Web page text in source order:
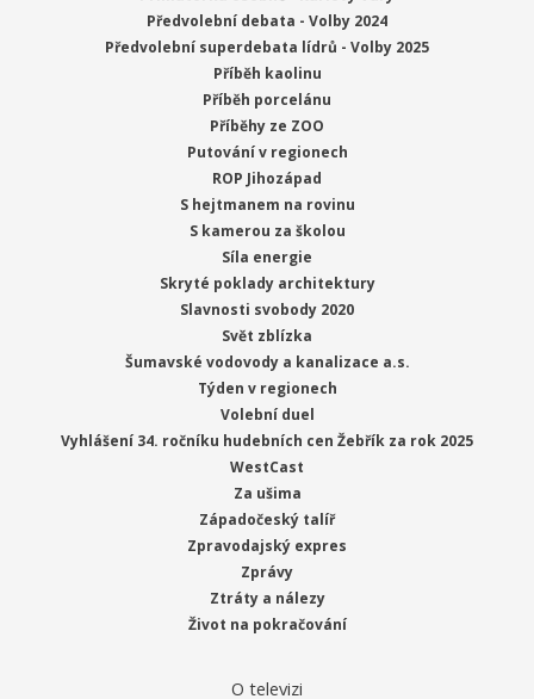
Předvolební debata - Volby 2024
Předvolební superdebata lídrů - Volby 2025
Příběh kaolinu
Příběh porcelánu
Příběhy ze ZOO
Putování v regionech
ROP Jihozápad
S hejtmanem na rovinu
S kamerou za školou
Síla energie
Skryté poklady architektury
Slavnosti svobody 2020
Svět zblízka
Šumavské vodovody a kanalizace a.s.
Týden v regionech
Volební duel
Vyhlášení 34. ročníku hudebních cen Žebřík za rok 2025
WestCast
Za ušima
Západočeský talíř
Zpravodajský expres
Zprávy
Ztráty a nálezy
Život na pokračování
O televizi